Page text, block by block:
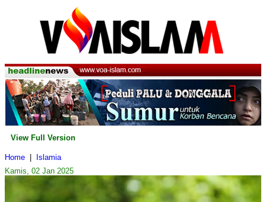
View Full Version
Home
Islamia
Kamis, 02 Jan 2025